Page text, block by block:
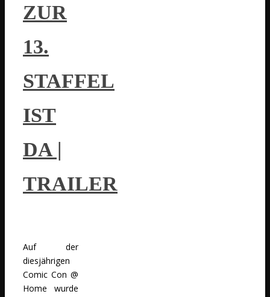
ZUR
13.
STAFFEL
IST
DA |
TRAILER
Auf der
diesjährigen
Comic Con @
Home wurde